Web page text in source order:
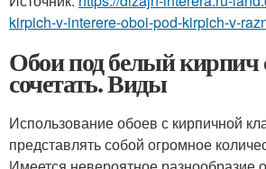
kirpich-v-interere-oboi-pod-kirpich-v-
Обои под белый кирпич
сочетать. Виды
Использование обоев с кирпичной
представлять собой огромное